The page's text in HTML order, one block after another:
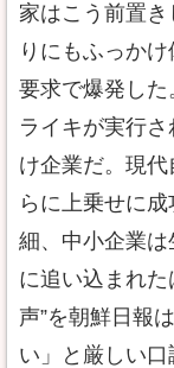
家はこう前置
りにもふっか
要求で爆発した
ライキが実行
け企業だ。現
らに上乗せに
細、中小企業
に追い込まれた
声”を朝鮮日報
い」と厳しい口